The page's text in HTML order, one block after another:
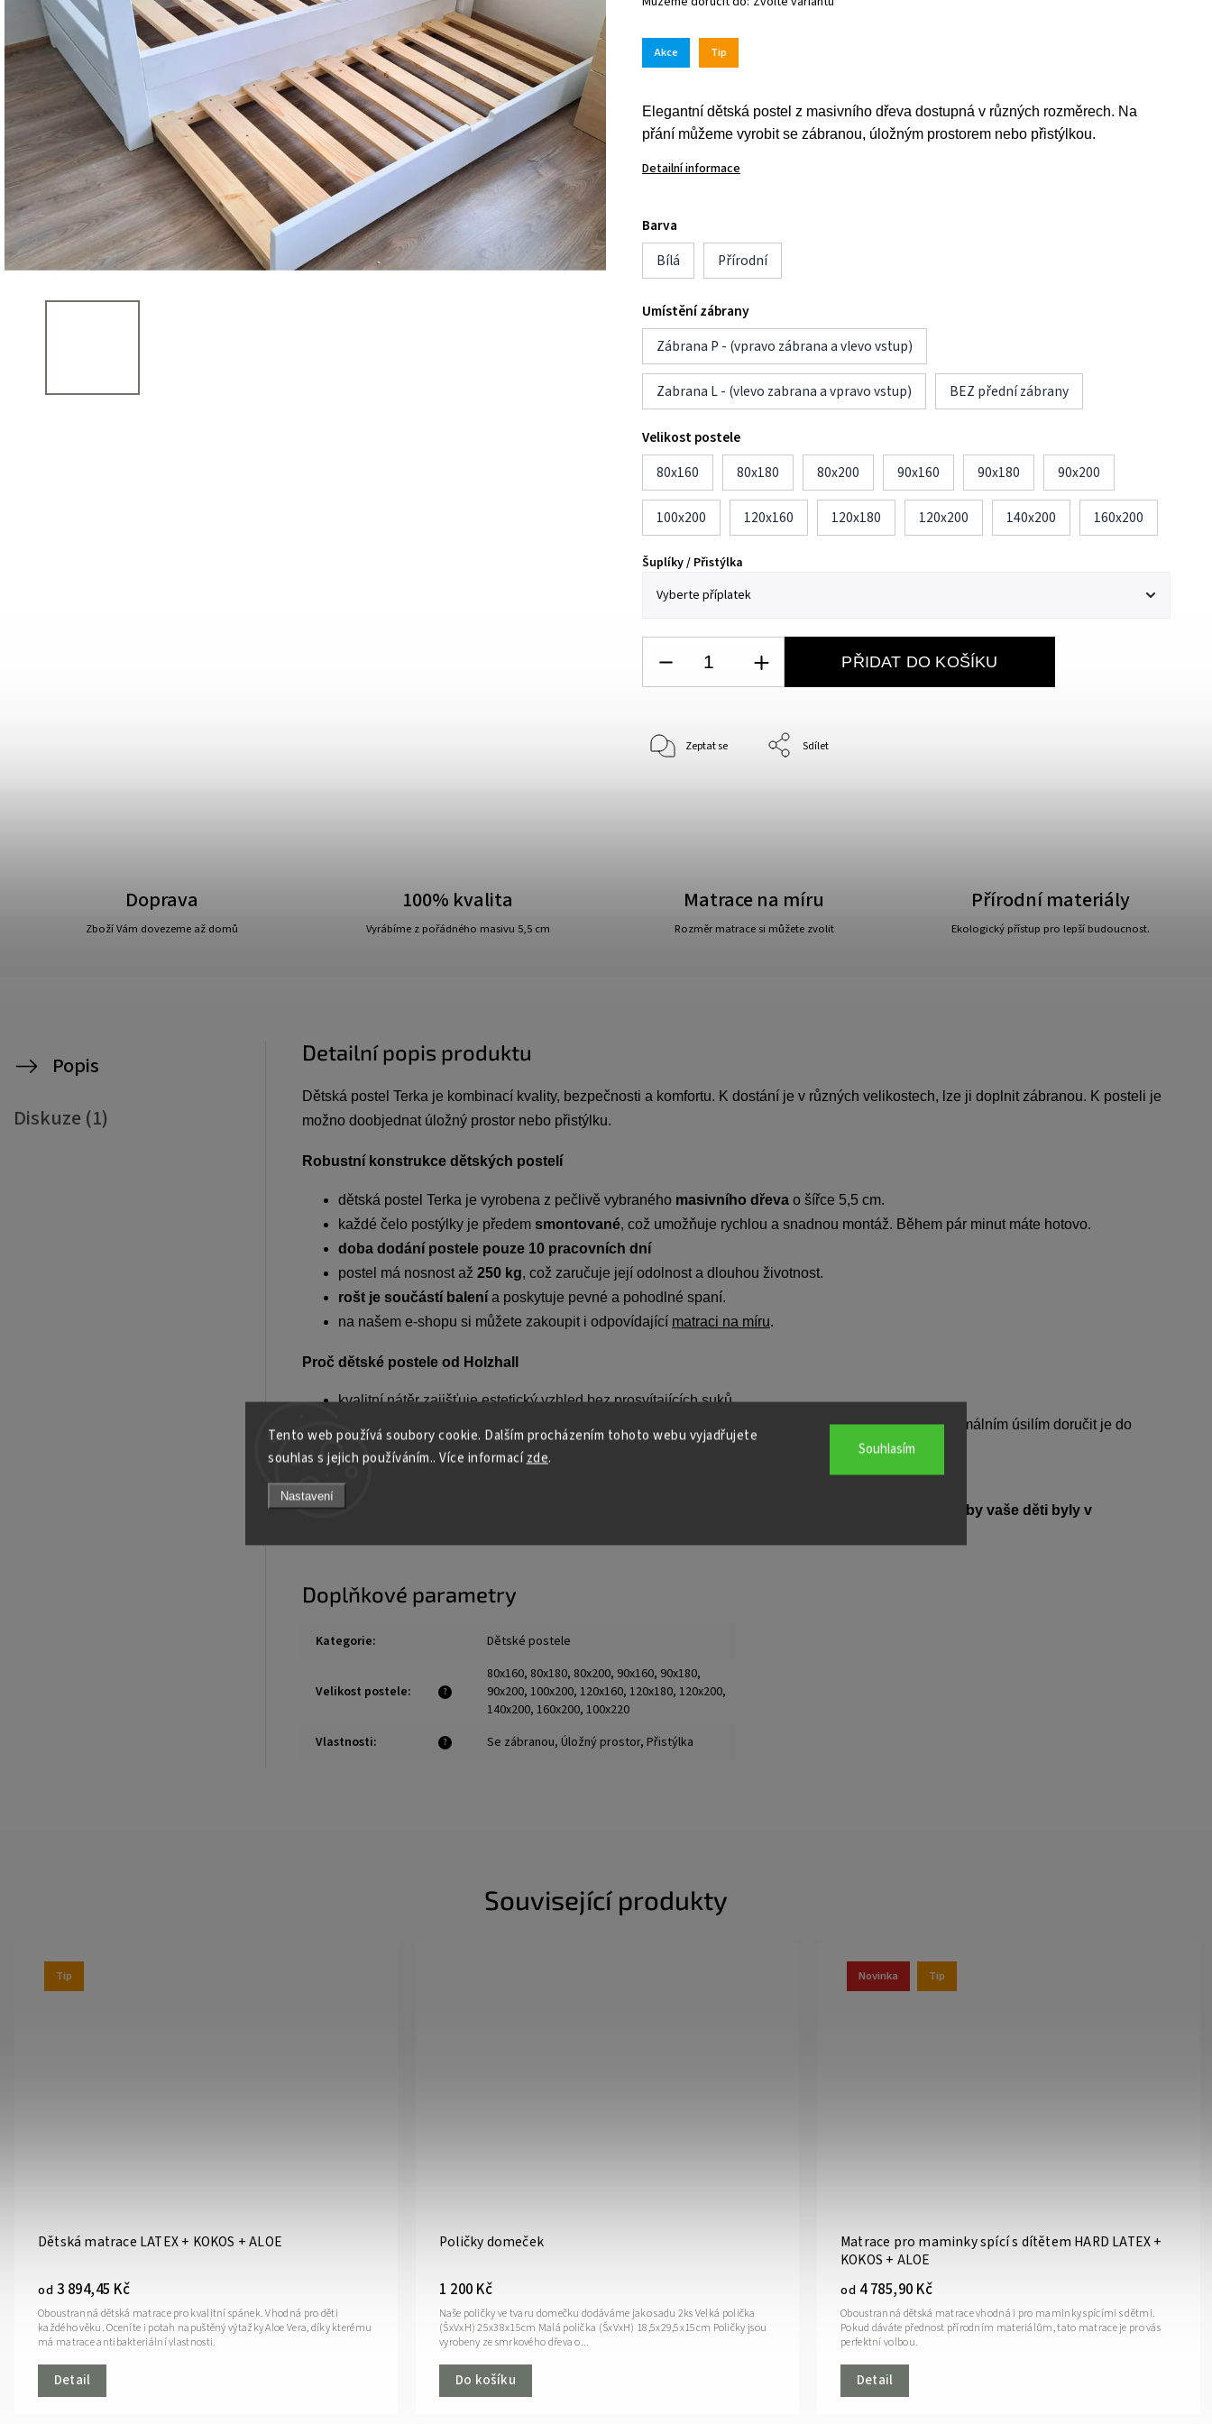
Tento web používá soubory cookie. Dalším procházením tohoto webu vyjadřujete
souhlas s jejich používáním.. Více informacízde.
Nastavení
Souhlasím
Elegantní dětská postel z masivního dřeva dostupná v různých rozměrech. Na
přání můžeme vyrobit se zábranou, úložným prostorem nebo přistýlkou.
Detailní informace
Akce Tip
Barva
Bílá
Přírodní
Umístění zábrany
Zábrana P - (vpravo zábrana a vlevo vstup)
Zabrana L - (vlevo zabrana a vpravo vstup) BEZ přední zábrany
Velikost postele
80x160
80x180 80x200 90x160 90x180 90x200
100x200 120x160 120x180 120x200 140x200 160x200
Šuplíky / Přistýlka
PŘIDAT DO KOŠÍKU
Zeptat se Sdílet
Doprava
Zboží Vám dovezeme až domů
100% kvalita
Vyrábíme z pořádného masivu 5,5 cm
Matrace na míru
Rozměr matrace si můžete zvolit
Přírodní materiály
Ekologický přístup pro lepší budoucnost.
Popis
Diskuze (1)
Detailní popis produktu
Dětská postel Terka je kombinací kvality, bezpečnosti a komfortu. K dostání je v různých velikostech, lze ji doplnit zábranou. K posteli je
možno doobjednat úložný prostor nebo přistýlku.
Robustní konstrukce dětských postelí
dětská postel Terka je vyrobena z pečlivě vybraného masivního dřeva o šířce 5,5 cm.
každé čelo postýlky je předem smontované, což umožňuje rychlou a snadnou montáž. Během pár minut máte hotovo.
doba dodání postele pouze 10 pracovních dní
postel má nosnost až 250 kg, což zaručuje její odolnost a dlouhou životnost.
rošt je součástí balení a poskytuje pevné a pohodlné spaní.
na našem e-shopu si můžete zakoupit i odpovídající matraci na míru.
Proč dětské postele od Holzhall
kvalitní nátěr zajišťuje estetický vzhled bez prosvítajících suků.
rychlé a spolehlivé doručení. Všechny naše výrobky jsou připraveny k dodání do 4-5 týdnů, s maximálním úsilím doručit je do
měsíce.
Dětská postel Terka nabízí ideální spojení bezpečnosti, kvality a příznivé ceny, a je navržena tak, aby vaše děti byly v
Doplňkové parametry
Kategorie: Dětské postele
?
Velikost postele:
80x160, 80x180, 80x200, 90x160, 90x180,
90x200, 100x200, 120x160, 120x180, 120x200,
140x200, 160x200, 100x220
?
Vlastnosti: Se zábranou, Úložný prostor, Přistýlka
Související produkty
Tip
Dětská matrace LATEX + KOKOS + ALOE
od 3 894,45 Kč
Detail
Oboustranná dětská matrace pro kvalitní spánek. Vhodná pro děti
každého věku. Oceníte i potah napuštěný výtažky Aloe Vera, díky kterému
má matrace antibakteriální vlastnosti.
Poličky domeček
1 200 Kč
Do košíku
Naše poličky ve tvaru domečku dodáváme jako sadu 2ks Velká polička
(ŠxVxH) 25x38x15cm Malá polička (ŠxVxH) 18,5x29,5x15cm Poličky jsou
vyrobeny ze smrkového dřeva o...
Novinka Tip
Matrace pro maminky spící s dítětem HARD LATEX +
KOKOS + ALOE
od 4 785,90 Kč
Detail
Oboustranná dětská matrace vhodná i pro maminky spícími s dětmi.
Pokud dáváte přednost přírodním materiálům, tato matrace je pro vás
perfektní volbou.